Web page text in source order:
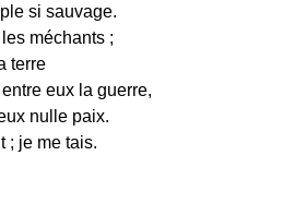
si sauvage.
méchants ;
terre
eux la guerre,
nulle paix.
; je me tais.